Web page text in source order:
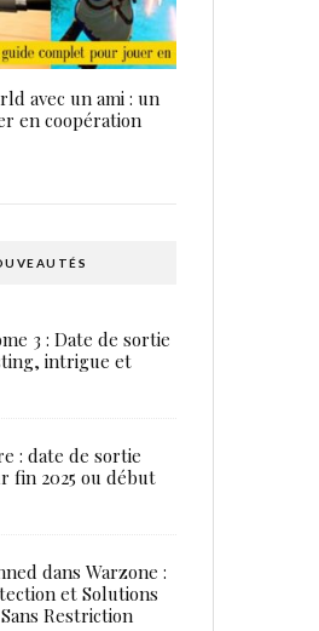
avec un ami : un
en coopération
3 : Date de sortie
intrigue et
: date de sortie
fin 2025 ou début
dans Warzone :
et Solutions
Restriction